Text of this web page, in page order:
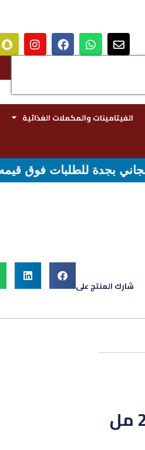
الفيتامينات والمكملات الغذائية
ريال - شحن مجاني لقيمه اكثر من ٢٩٩ ريال
شارك المنتج على